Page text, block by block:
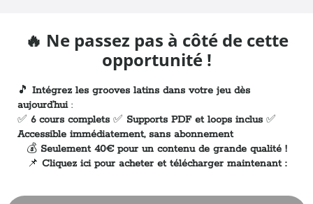
🔥 Ne passez pas à côté de cette
opportunité !
🎵 Intégrez les grooves latins dans votre jeu dès
aujourd’hui:
✅ 6 cours complets ✅ Supports PDF et loops inclus ✅
Accessible immédiatement, sans abonnement
💰 Seulement 40€ pour un contenu de grande qualité !
📌 Cliquez ici pour acheter et télécharger maintenant :